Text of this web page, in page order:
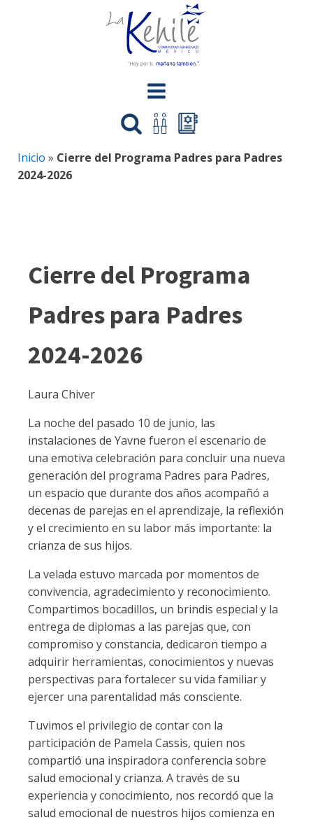
Inicio » Cierre del Programa Padres para Padres
2024-2026
Cierre del Programa
Padres para Padres
2024-2026
Laura Chiver
La noche del pasado 10 de junio, las
instalaciones de Yavne fueron el escenario de
una emotiva celebración para concluir una nueva
generación del programa Padres para Padres,
un espacio que durante dos años acompañó a
decenas de parejas en el aprendizaje, la reflexión
y el crecimiento en su labor más importante: la
crianza de sus hijos.
La velada estuvo marcada por momentos de
convivencia, agradecimiento y reconocimiento.
Compartimos bocadillos, un brindis especial y la
entrega de diplomas a las parejas que, con
compromiso y constancia, dedicaron tiempo a
adquirir herramientas, conocimientos y nuevas
perspectivas para fortalecer su vida familiar y
ejercer una parentalidad más consciente.
Tuvimos el privilegio de contar con la
participación de Pamela Cassis, quien nos
compartió una inspiradora conferencia sobre
salud emocional y crianza. A través de su
experiencia y conocimiento, nos recordó que la
salud emocional de nuestros hijos comienza en